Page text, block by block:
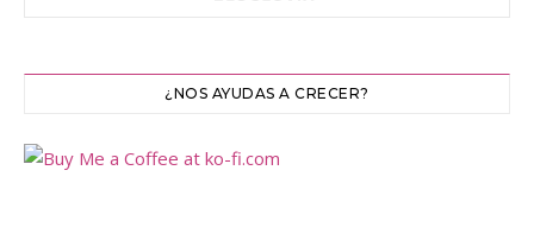
¿NOS AYUDAS A CRECER?